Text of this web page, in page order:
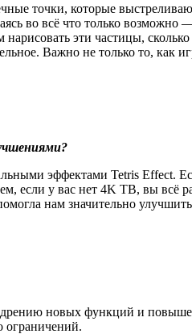
точки, которые
во всё что только возможно
эти частицы,
Важно не только то, как
эффектами Tetris Effect.
если у вас нет 4K ТВ, вы всё
нам значительно улучшить
новых функций и
ограничений.